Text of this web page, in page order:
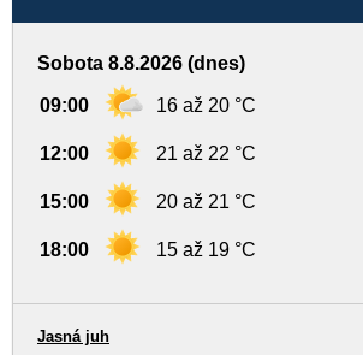
Sobota 8.8.2026 (dnes)
09:00 16 až 20 °C
12:00 21 až 22 °C
15:00 20 až 21 °C
18:00 15 až 19 °C
Jasná juh